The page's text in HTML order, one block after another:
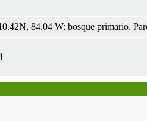
84.04 W; bosque primario.